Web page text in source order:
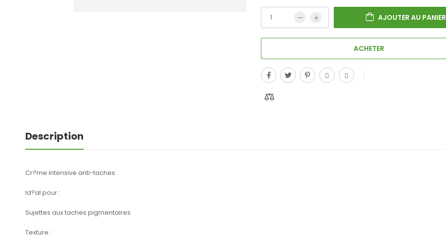
AJOUTER AU PANIER
ACHETER
Description
Cr?me intensive anti-taches
Id?al pour :
Sujettes aux taches pigmentaires
Texture :